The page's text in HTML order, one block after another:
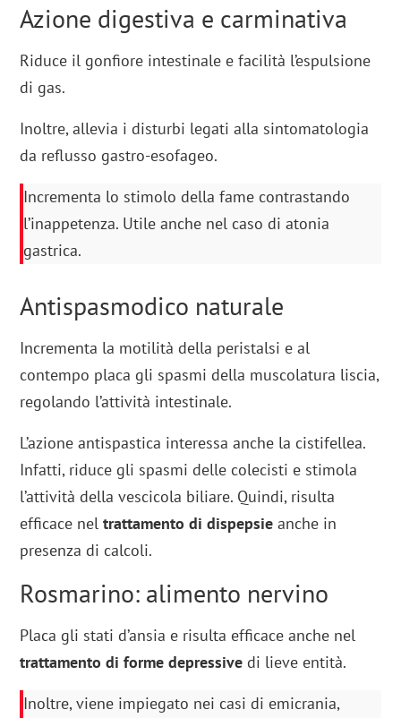
Azione digestiva e carminativa
Riduce il gonfiore intestinale e facilità l’espulsione
di gas.
Inoltre, allevia i disturbi legati alla sintomatologia
da reflusso gastro-esofageo.
Incrementa lo stimolo della fame contrastando
l’inappetenza. Utile anche nel caso di atonia
gastrica.
Antispasmodico naturale
Incrementa la motilità della peristalsi e al
contempo placa gli spasmi della muscolatura liscia,
regolando l’attività intestinale.
L’azione antispastica interessa anche la cistifellea.
Infatti, riduce gli spasmi delle colecisti e stimola
l’attività della vescicola biliare. Quindi, risulta
efficace neltrattamento di dispepsie anche in
presenza di calcoli.
Rosmarino: alimento nervino
Placa gli stati d’ansia e risulta efficace anche nel
trattamento di forme depressive di lieve entità.
Inoltre, viene impiegato nei casi di emicrania,